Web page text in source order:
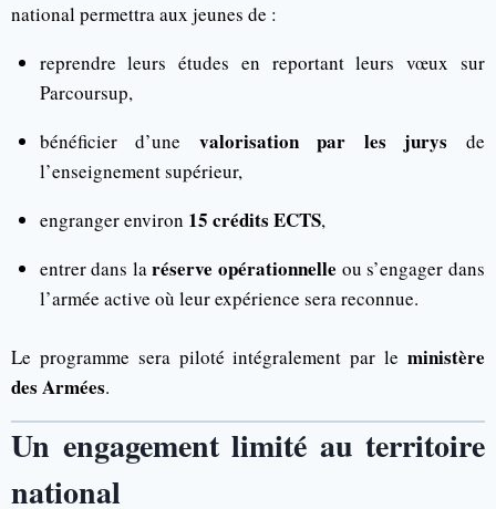
national permettra aux jeunes de :
reprendre leurs études en reportant leurs vœux sur
Parcoursup,
bénéficier d’une valorisation par les jurys de
l’enseignement supérieur,
engranger environ 15 crédits ECTS,
entrer dans laréserve opérationnelle ou s’engager dans
l’armée active où leur expérience sera reconnue.
Le programme sera piloté intégralement par le ministère
des Armées.
Un engagement limité au territoire
national